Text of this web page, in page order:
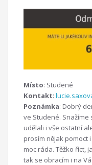
Místo: Studené
Kontakt:
Poznámka: Dobrý
ve Studené.
udělali i vše ostatní
prosím nějak pomoct
moc ráda. Těžko říct,
tak se obracím i na